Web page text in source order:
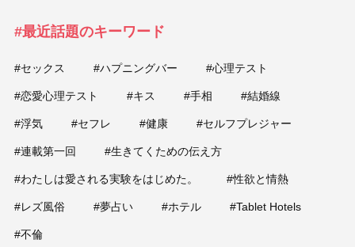
#最近話題のキーワード
#セックス #ハプニングバー #心理テスト
#恋愛心理テスト #キス #手相 #結婚線
#浮気 #セフレ #健康 #セルフプレジャー
#連載第一回 #生きてくための伝え方
#わたしは愛される実験をはじめた。 #性欲と情熱
#レズ風俗 #夢占い #ホテル #Tablet Hotels
#不倫